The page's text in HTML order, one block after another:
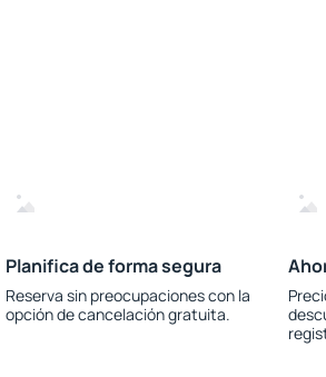
Planifica de forma segura
Reserva sin preocupaciones con la
opción de cancelación gratuita.